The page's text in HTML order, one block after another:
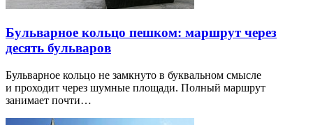
Бульварное кольцо пешком: маршрут через
десять бульваров
Бульварное кольцо не замкнуто в буквальном смысле
и проходит через шумные площади. Полный маршрут
занимает почти…